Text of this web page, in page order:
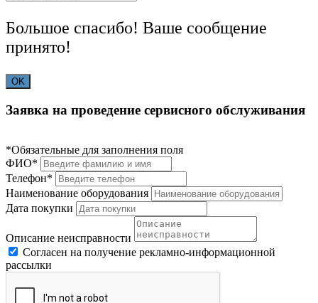
Большое спасибо! Ваше сообщение
принято!
OK
Заявка на проведение сервисного обслуживания
*Обязательные для заполнения поля
ФИО*
Телефон*
Наименование оборудования
Дата покупки
Описание неисправности
Согласен на получение рекламно-информационной
рассылки